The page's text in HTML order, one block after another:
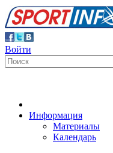
Войти
Информация
Материалы
Календарь